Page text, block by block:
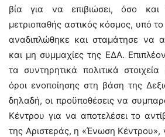
βία για να επιβιώσει, όσο
μετριοπαθής αστικός κόσμος, υπό
αναδιπλώθηκε και σταμάτησε να
και μη συμμαχίες της ΕΔΑ.
τα συντηρητικά πολιτικά
όροι ενοποίησης στη βάση της
δηλαδή, οι προϋποθέσεις να
Κέντρου για να αποτελέσει το
της Αριστεράς, η «Ένωση Κέντρου»,